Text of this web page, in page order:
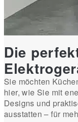
Die
Sie möchten
hier, wie Sie mit
Designs und
ausstatten – für